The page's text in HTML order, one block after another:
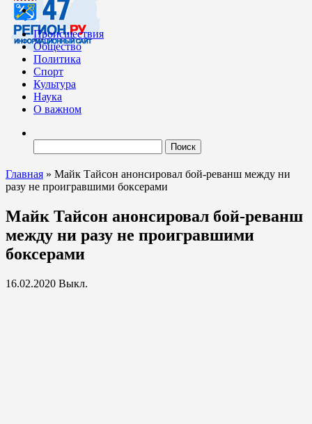
Происшествия
Общество
Политика
Спорт
Культура
Наука
О важном
Главная » Майк Тайсон анонсировал бой-реванш между ни
разу не проигравшими боксерами
Майк Тайсон анонсировал бой-реванш
между ни разу не проигравшими
боксерами
16.02.2020 Выкл.